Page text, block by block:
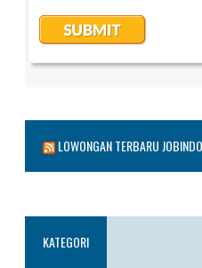
LOWONGAN TERBARU
KATEGORI